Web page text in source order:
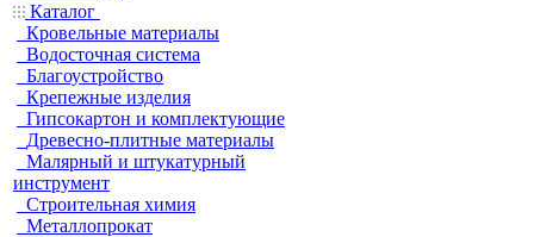
Каталог
Кровельные материалы
Водосточная система
Благоустройство
Крепежные изделия
Гипсокартон и комплектующие
Древесно-плитные материалы
Малярный и штукатурный
инструмент
Строительная химия
Металлопрокат